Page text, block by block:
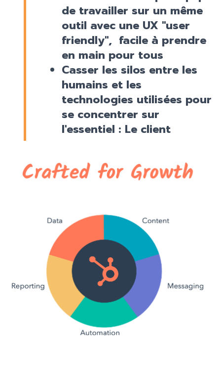
de travailler sur un même
outil avec une UX "user
friendly", facile à prendre
en main pour tous
Casser les silos entre les
humains et les
technologies utilisées pour
se concentrer sur
l'essentiel : Le client